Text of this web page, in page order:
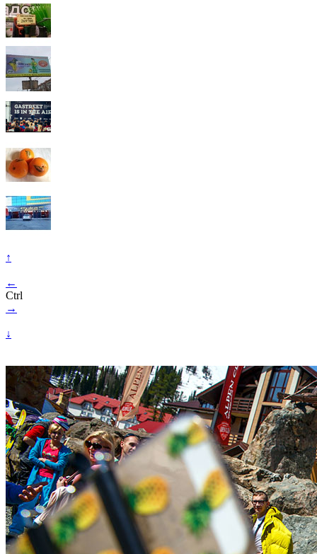
↑
←
Ctrl
→
↓